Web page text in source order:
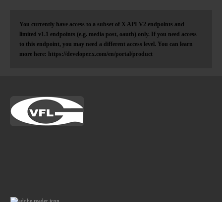
You currently have access to a subset of X API V2 endpoints and
limited v1.1 endpoints (e.g. media post, oauth) only. If you need access
to this endpoint, you may need a different access level. You can learn
more here: https://developer.x.com/en/portal/product